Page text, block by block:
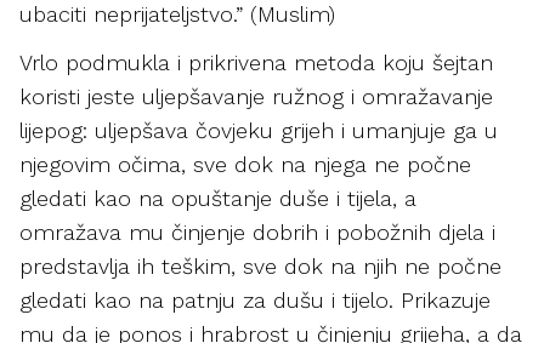
ubaciti neprijateljstvo.” (Muslim)
Vrlo podmukla i prikrivena metoda koju šejtan
koristi jeste uljepšavanje ružnog i omražavanje
lijepog: uljepšava čovjeku grijeh i umanjuje ga u
njegovim očima, sve dok na njega ne počne
gledati kao na opuštanje duše i tijela, a
omražava mu činjenje dobrih i pobožnih djela i
predstavlja ih teškim, sve dok na njih ne počne
gledati kao na patnju za dušu i tijelo. Prikazuje
mu da je ponos i hrabrost u činjenju grijeha, a da